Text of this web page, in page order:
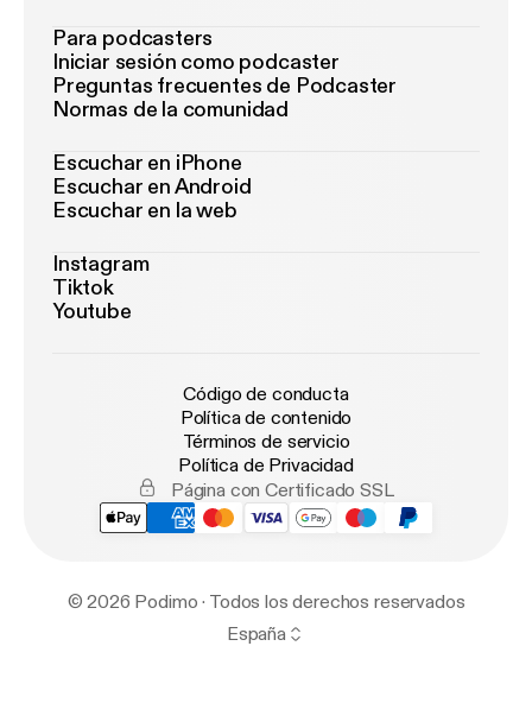
Para podcasters
Iniciar sesión como podcaster
Preguntas frecuentes de Podcaster
Normas de la comunidad
Escuchar en iPhone
Escuchar en Android
Escuchar en la web
Instagram
Tiktok
Youtube
Código de conducta
Política de contenido
Términos de servicio
Política de Privacidad
Página con Certificado SSL
© 2026 Podimo · Todos los derechos reservados
España